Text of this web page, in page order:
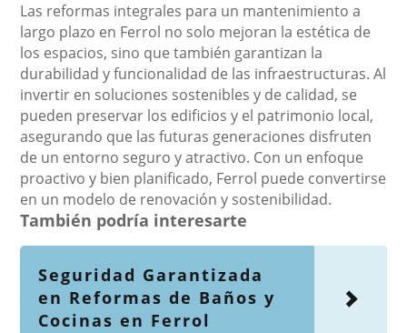
Las reformas integrales para un mantenimiento a
largo plazo en Ferrol no solo mejoran la estética de
los espacios, sino que también garantizan la
durabilidad y funcionalidad de las infraestructuras. Al
invertir en soluciones sostenibles y de calidad, se
pueden preservar los edificios y el patrimonio local,
asegurando que las futuras generaciones disfruten
de un entorno seguro y atractivo. Con un enfoque
proactivo y bien planificado, Ferrol puede convertirse
en un modelo de renovación y sostenibilidad.
También podría interesarte
Seguridad Garantizada
en Reformas de Baños y
Cocinas en Ferrol